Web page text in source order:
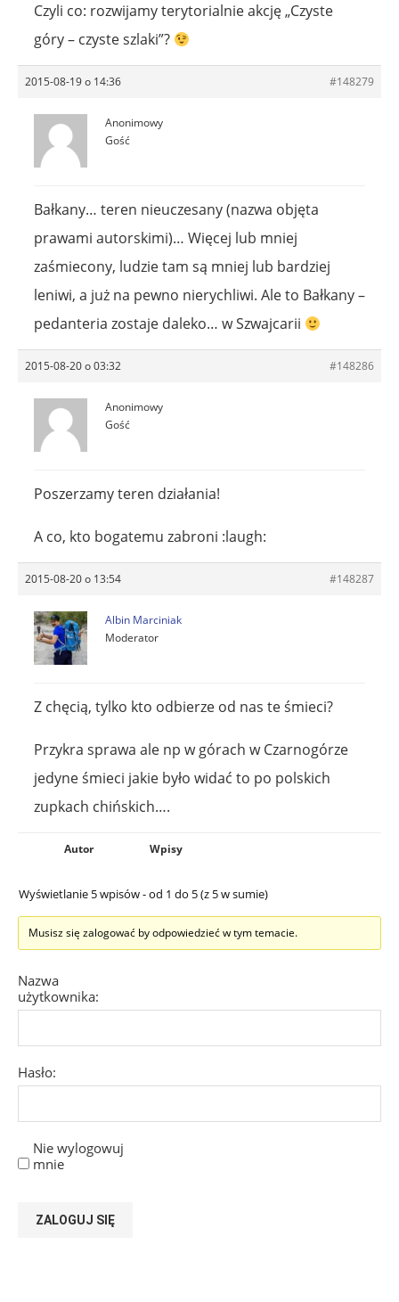
Czyli co: rozwijamy terytorialnie akcję „Czyste
góry – czyste szlaki”?
2015-08-19 o 14:36 #148279
Anonimowy
Gość
Bałkany… teren nieuczesany (nazwa objęta
prawami autorskimi)… Więcej lub mniej
zaśmiecony, ludzie tam są mniej lub bardziej
leniwi, a już na pewno nierychliwi. Ale to Bałkany –
pedanteria zostaje daleko… w Szwajcarii
2015-08-20 o 03:32 #148286
Anonimowy
Gość
Poszerzamy teren działania!
A co, kto bogatemu zabroni :laugh:
2015-08-20 o 13:54 #148287
Albin Marciniak
Moderator
Z chęcią, tylko kto odbierze od nas te śmieci?
Przykra sprawa ale np w górach w Czarnogórze
jedyne śmieci jakie było widać to po polskich
zupkach chińskich….
Autor Wpisy
Wyświetlanie 5 wpisów - od 1 do 5 (z 5 w sumie)
Musisz się zalogować by odpowiedzieć w tym temacie.
Nazwa
użytkownika:
Hasło:
Nie wylogowuj
mnie
ZALOGUJ SIĘ